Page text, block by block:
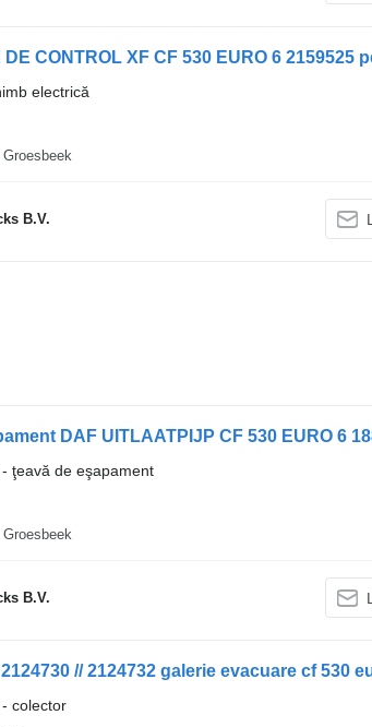
DE CONTROL XF CF 530 EURO 6 2159525
electrică
B.V.
DAF UITLAATPIJP CF 530 EURO 6
ţeavă de eşapament
B.V.
// 2124732 galerie evacuare cf 530
colector